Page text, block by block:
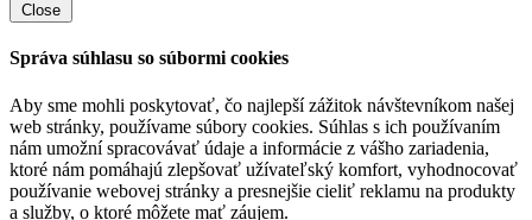
Close
Správa súhlasu so súbormi cookies
Aby sme mohli poskytovať, čo najlepší zážitok návštevníkom našej
web stránky, používame súbory cookies. Súhlas s ich používaním
nám umožní spracovávať údaje a informácie z vášho zariadenia,
ktoré nám pomáhajú zlepšovať užívateľský komfort, vyhodnocovať
používanie webovej stránky a presnejšie cieliť reklamu na produkty
a služby, o ktoré môžete mať záujem.